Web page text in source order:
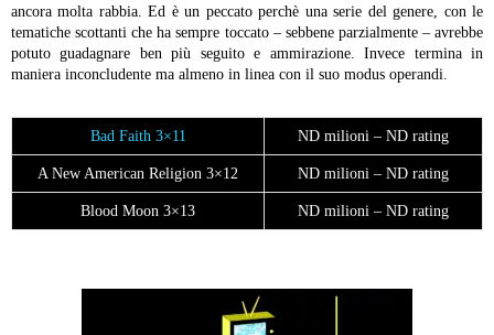
ancora molta rabbia. Ed è un peccato perchè una serie del genere, con le
tematiche scottanti che ha sempre toccato – sebbene parzialmente – avrebbe
potuto guadagnare ben più seguito e ammirazione. Invece termina in
maniera inconcludente ma almeno in linea con il suo modus operandi.
Bad Faith 3×11 ND milioni – ND rating
A New American Religion 3×12 ND milioni – ND rating
Blood Moon 3×13 ND milioni – ND rating